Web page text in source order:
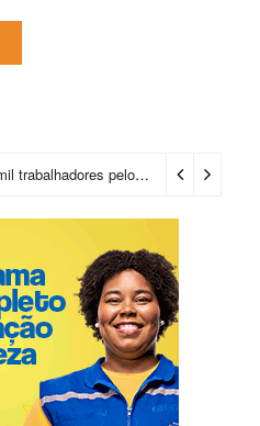
Prefeitura certifica 4,6 mil trabalhadores pelo programa Treinar para Empregar e realiza Feirão de Empregabilidade